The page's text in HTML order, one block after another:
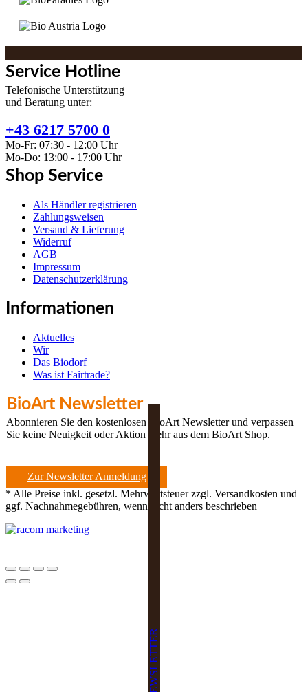
Service Hotline
Telefonische Unterstützung
und Beratung unter:
+43 6217 5700 0
Mo-Fr: 07:30 - 12:00 Uhr
Mo-Do: 13:00 - 17:00 Uhr
Shop Service
Als Händler registrieren
Zahlungsweisen
Versand & Lieferung
Widerruf
AGB
Impressum
Datenschutzerklärung
Informationen
Aktuelles
Wir
Das Biodorf
Was ist Fairtrade?
BioArt Newsletter
Abonnieren Sie den kostenlosen BioArt Newsletter und verpassen
Sie keine Neuigkeit oder Aktion mehr aus dem BioArt Shop.
Zur Newsletter Anmeldung
* Alle Preise inkl. gesetzl. Mehrwertsteuer zzgl. Versandkosten und
ggf. Nachnahmegebühren, wenn nicht anders beschrieben
NEWSLETTER